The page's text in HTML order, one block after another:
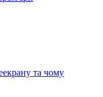
та чому